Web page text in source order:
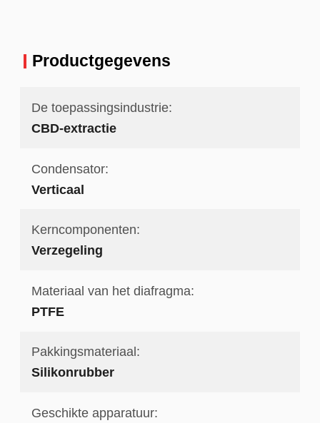
Productgegevens
De toepassingsindustrie:
CBD-extractie
Condensator:
Verticaal
Kerncomponenten:
Verzegeling
Materiaal van het diafragma:
PTFE
Pakkingsmateriaal:
Silikonrubber
Geschikte apparatuur: